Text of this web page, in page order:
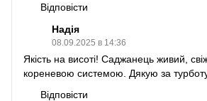
Відповісти
Надія
08.09.2025 в 14:36
Якість на висоті! Саджанець живий,
кореневою системою. Дякую за
Відповісти